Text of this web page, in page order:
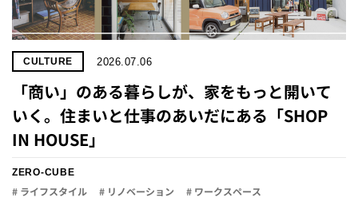
CULTURE 2026.07.06
「商い」の​ある​暮らしが、​家を​もっと​開いて
いく。​住まいと​仕事の​あいだに​ある​「SHOP
IN HOUSE」
ZERO-CUBE
# ライフスタイル # リノベーション # ワークスペース